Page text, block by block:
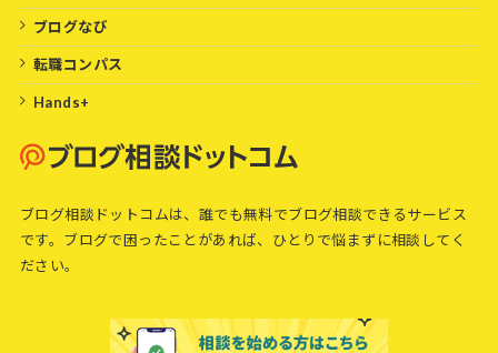
ブログなび
転職コンパス
Hands+
ブログ相談ドットコムは、誰でも無料でブログ相談できるサービス
です。ブログで困ったことがあれば、ひとりで悩まずに相談してく
ださい。